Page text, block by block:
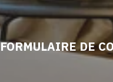
FORMULAIRE DE